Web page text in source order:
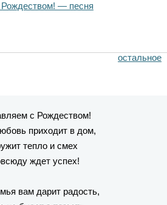
— песня
остальное
с Рождеством!
приходит в дом,
тепло и смех
ждет успех!
вам дарит радость,